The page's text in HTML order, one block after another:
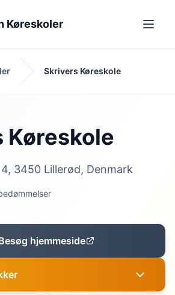
Køreskoler
Skrivers Køreskole
Køreskole
3450 Lillerød, Denmark
hjemmeside